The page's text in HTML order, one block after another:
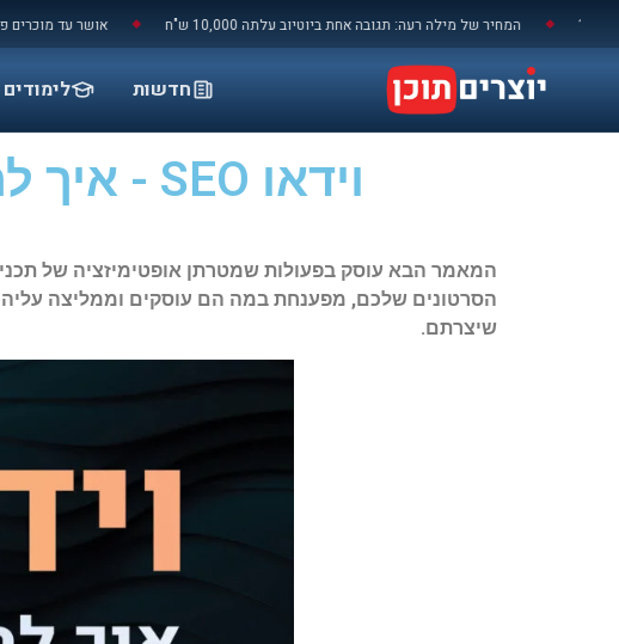
לתוכן ◆ אושר עד מוכרים פלייסטיישן 5 ◆ של מילה רעה: תגובה אחת ביוטיוב עלתה 10,000 ש"ח
חדשות לימודים
וידאו SEO - איך להגדיל את החשיפה לסרטונים בגוגל
המאמר הבא עוסק בפעולות שמטרתן אופטימיזציה של
הסרטונים שלכם, מפענחת במה הם עוסקים וממליצה
שיצרתם.